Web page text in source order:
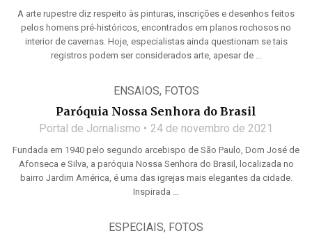
A arte rupestre diz respeito às pinturas, inscrições e desenhos feitos
pelos homens pré-históricos, encontrados em planos rochosos no
interior de cavernas. Hoje, especialistas ainda questionam se tais
registros podem ser considerados arte, apesar de ...
ENSAIOS, FOTOS
Paróquia Nossa Senhora do Brasil
Portal de Jornalismo 24 de novembro de 2021
Fundada em 1940 pelo segundo arcebispo de São Paulo, Dom José de
Afonseca e Silva, a paróquia Nossa Senhora do Brasil, localizada no
bairro Jardim América, é uma das igrejas mais elegantes da cidade.
Inspirada ...
ESPECIAIS, FOTOS